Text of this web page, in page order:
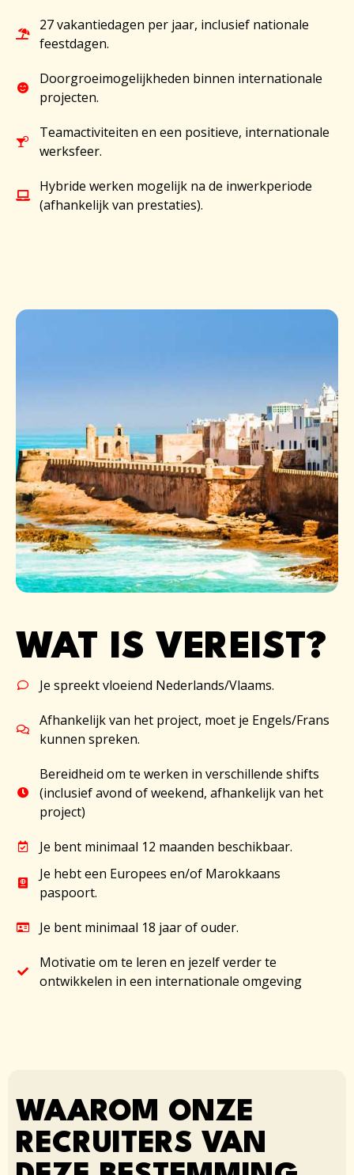
27 vakantiedagen per jaar, inclusief nationale
feestdagen.
Doorgroeimogelijkheden binnen internationale
projecten.
Teamactiviteiten en een positieve, internationale
werksfeer.
Hybride werken mogelijk na de inwerkperiode
(afhankelijk van prestaties).
WAT IS VEREIST?
Je spreekt vloeiend Nederlands/Vlaams.
Afhankelijk van het project, moet je Engels/Frans
kunnen spreken.
Bereidheid om te werken in verschillende shifts
(inclusief avond of weekend, afhankelijk van het
project)
Je bent minimaal 12 maanden beschikbaar.
Je hebt een Europees en/of Marokkaans
paspoort.
Je bent minimaal 18 jaar of ouder.
Motivatie om te leren en jezelf verder te
ontwikkelen in een internationale omgeving
WAAROM ONZE
RECRUITERS VAN